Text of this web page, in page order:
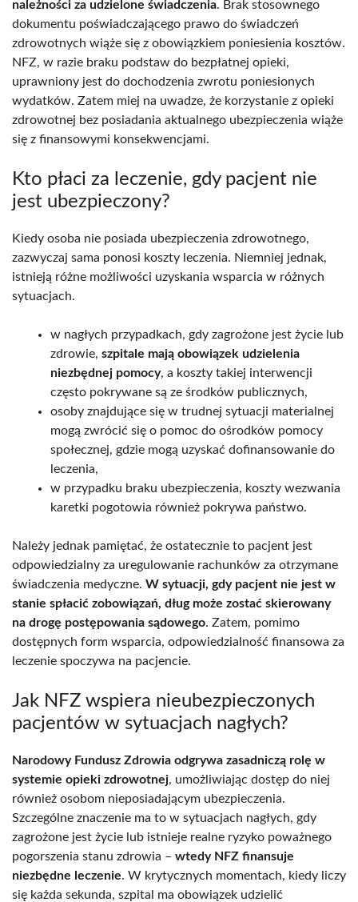
należności za udzielone świadczenia. Brak stosownego
dokumentu poświadczającego prawo do świadczeń
zdrowotnych wiąże się z obowiązkiem poniesienia kosztów.
NFZ, w razie braku podstaw do bezpłatnej opieki,
uprawniony jest do dochodzenia zwrotu poniesionych
wydatków. Zatem miej na uwadze, że korzystanie z opieki
zdrowotnej bez posiadania aktualnego ubezpieczenia wiąże
się z finansowymi konsekwencjami.
Kto płaci za leczenie, gdy pacjent nie
jest ubezpieczony?
Kiedy osoba nie posiada ubezpieczenia zdrowotnego,
zazwyczaj sama ponosi koszty leczenia. Niemniej jednak,
istnieją różne możliwości uzyskania wsparcia w różnych
sytuacjach.
w nagłych przypadkach, gdy zagrożone jest życie lub
zdrowie, szpitale mają obowiązek udzielenia
niezbędnej pomocy, a koszty takiej interwencji
często pokrywane są ze środków publicznych,
osoby znajdujące się w trudnej sytuacji materialnej
mogą zwrócić się o pomoc do ośrodków pomocy
społecznej, gdzie mogą uzyskać dofinansowanie do
leczenia,
w przypadku braku ubezpieczenia, koszty wezwania
karetki pogotowia również pokrywa państwo.
Należy jednak pamiętać, że ostatecznie to pacjent jest
odpowiedzialny za uregulowanie rachunków za otrzymane
świadczenia medyczne. W sytuacji, gdy pacjent nie jest w
stanie spłacić zobowiązań, dług może zostać skierowany
na drogę postępowania sądowego. Zatem, pomimo
dostępnych form wsparcia, odpowiedzialność finansowa za
leczenie spoczywa na pacjencie.
Jak NFZ wspiera nieubezpieczonych
pacjentów w sytuacjach nagłych?
Narodowy Fundusz Zdrowia odgrywa zasadniczą rolę w
systemie opieki zdrowotnej, umożliwiając dostęp do niej
również osobom nieposiadającym ubezpieczenia.
Szczególne znaczenie ma to w sytuacjach nagłych, gdy
zagrożone jest życie lub istnieje realne ryzyko poważnego
pogorszenia stanu zdrowia – wtedy NFZ finansuje
niezbędne leczenie. W krytycznych momentach, kiedy liczy
się każda sekunda, szpital ma obowiązek udzielić